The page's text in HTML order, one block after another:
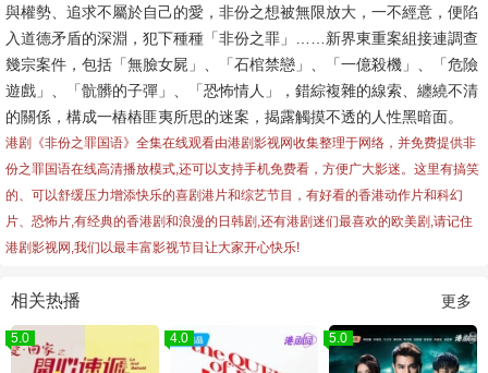
與權勢、追求不屬於自己的愛，非份之想被無限放大，一不經意，便陷
入道德矛盾的深淵，犯下種種「非份之罪」……新界東重案組接連調查
幾宗案件，包括「無臉女屍」、「石棺禁戀」、「一億殺機」、「危險
遊戲」、「骯髒的子彈」、「恐怖情人」，錯綜複雜的線索、纏繞不清
的關係，構成一樁樁匪夷所思的迷案，揭露觸摸不透的人性黑暗面。
港剧《非份之罪国语》全集在线观看由港剧影视网收集整理于网络，并免费提供非
份之罪国语在线高清播放模式,还可以支持手机免费看，方便广大影迷。这里有搞笑
的、可以舒缓压力增添快乐的喜剧港片和综艺节目，有好看的香港动作片和科幻
片、恐怖片,有经典的香港剧和浪漫的日韩剧,还有港剧迷们最喜欢的欧美剧,请记住
港剧影视网,我们以最丰富影视节目让大家开心快乐!
相关热播 更多
5.0 4.0 5.0